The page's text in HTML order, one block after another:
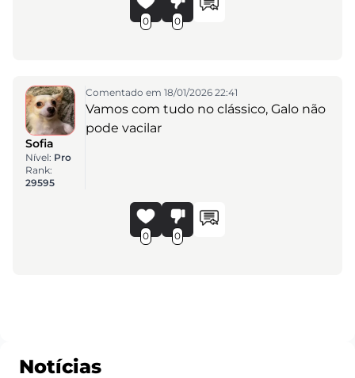
0 0
Sofia
Nível: Pro
Rank:
29595
Comentado em 18/01/2026 22:41
Vamos com tudo no clássico, Galo não
pode vacilar
0 0
Notícias